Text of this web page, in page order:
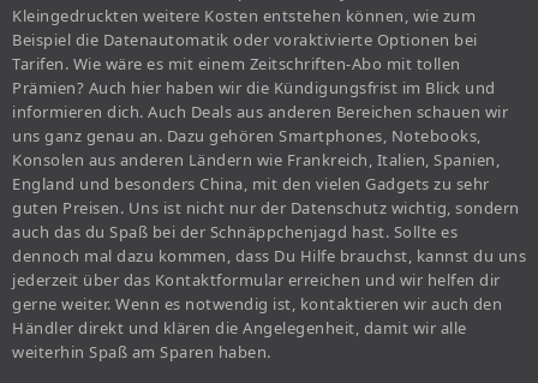
Kleingedruckten weitere Kosten entstehen können, wie zum
Beispiel die Datenautomatik oder voraktivierte Optionen bei
Tarifen. Wie wäre es mit einem Zeitschriften-Abo mit tollen
Prämien? Auch hier haben wir die Kündigungsfrist im Blick und
informieren dich. Auch Deals aus anderen Bereichen schauen wir
uns ganz genau an. Dazu gehören Smartphones, Notebooks,
Konsolen aus anderen Ländern wie Frankreich, Italien, Spanien,
England und besonders China, mit den vielen Gadgets zu sehr
guten Preisen. Uns ist nicht nur der Datenschutz wichtig, sondern
auch das du Spaß bei der Schnäppchenjagd hast. Sollte es
dennoch mal dazu kommen, dass Du Hilfe brauchst, kannst du uns
jederzeit über das Kontaktformular erreichen und wir helfen dir
gerne weiter. Wenn es notwendig ist, kontaktieren wir auch den
Händler direkt und klären die Angelegenheit, damit wir alle
weiterhin Spaß am Sparen haben.